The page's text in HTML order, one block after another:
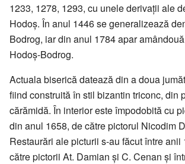
1233, 1278, 1293, cu unele derivații ale
Hodoș. În anul 1446 se generalizează
Bodrog, iar din anul 1784 apar
Hodoș-Bodrog.
Actuala biserică datează din a doua
fiind construită în stil bizantin triconc, din
cărămidă. În interior este împodobită cu
din anul 1658, de către pictorul Nicodim
Restaurări ale picturii s-au făcut între anii
către pictorii At. Damian și C. Cenan și